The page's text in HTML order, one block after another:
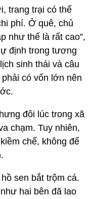
trang trại có thể
phí. Ở quê, chủ
như thế là rất cao”,
định trong tương
sinh thái và câu
có vốn lớn nên
đôi lúc trong xã
chạm. Tuy nhiên,
chế, không để
sen bắt trộm cá.
hai bên đã lao